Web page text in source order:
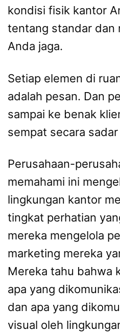
kondisi fisik kantor
tentang standar dan
Anda jaga.
Setiap elemen di
adalah pesan. Dan
sampai ke benak
sempat secara
Perusahaan-
memahami ini
lingkungan kantor
tingkat perhatian
mereka mengelola
marketing mereka
Mereka tahu bahwa
apa yang
dan apa yang
visual oleh